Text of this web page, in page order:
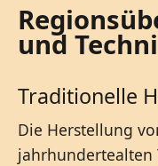
und
Traditionelle
Die Herstellung
jahrhundertealten